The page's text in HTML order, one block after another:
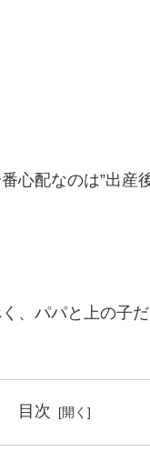
心配なのは”出産
、パパと上の子
目次